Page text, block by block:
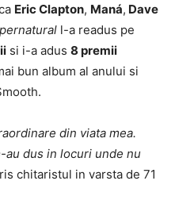
Eric Clapton, Maná, Dave
l-a readus pe
si i-a adus 8 premii
bun album al anului si
din viata mea.
au dus in locuri unde nu
chitaristul in varsta de 71